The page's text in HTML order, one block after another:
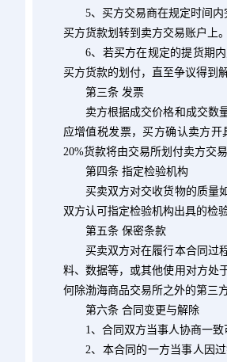
5、买方交易商在规定时间
买方货款划转到卖方交易账户上
6、若买方在规定的提货期
买方货款的划付，直至争议得到
第三条 发票
卖方根据成交价格和成交数
应增值税发票，买方确认卖方
20%货款将由交易所划付卖方交
第四条 指定检验机构
买卖双方对交收货物的质量如
双方认可指定检验机构出具的检
第五条 保密条款
买卖双方对在履行本合同过程
料、数据等，或其他使用对方处
何除渤海商品交易所之外的第三
第六条 合同变更与解除
1、合同双方当事人协商一
2、本合同的一方当事人因